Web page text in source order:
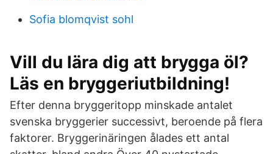
Sofia blomqvist sohl
Vill du lära dig att brygga öl?
Läs en bryggeriutbildning!
Efter denna bryggeritopp minskade antalet
svenska bryggerier successivt, beroende på flera
faktorer. Bryggerinäringen ålades ett antal